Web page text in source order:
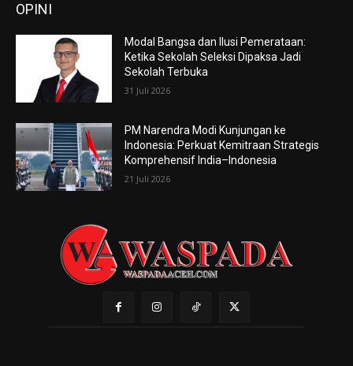
OPINI
Modal Bangsa dan Ilusi Pemerataan:
Ketika Sekolah Seleksi Dipaksa Jadi
Sekolah Terbuka
31 Juli 2026
PM Narendra Modi Kunjungan ke
Indonesia: Perkuat Kemitraan Strategis
Komprehensif India–Indonesia
21 Juli 2026